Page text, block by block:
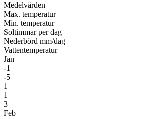
Medel­värden
Max. temperatur
Min. temperatur
Soltimmar per dag
Nederbörd mm/dag
Vatten­temperatur
Jan
-1
-5
1
1
3
Feb